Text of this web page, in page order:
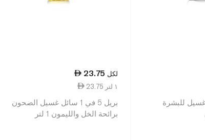
للبشرة
23.75 لكل
23.75 ١ لتر
بريل 5 في 1 سائل غسيل الصحون
برائحة الخل والليمون 1 لتر